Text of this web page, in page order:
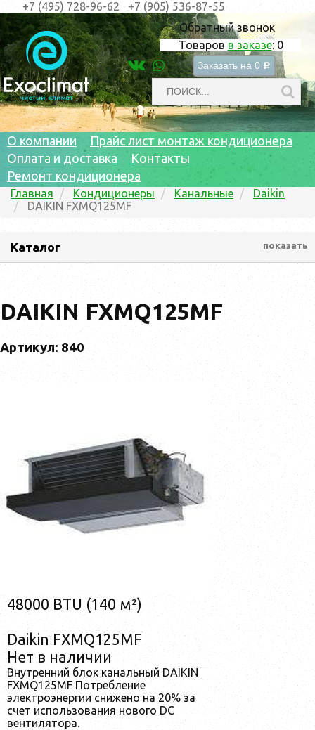
Обратный звонок
Товаров в заказе: 0
Заказать на 0 c
+7 (495) 728-96-62 +7 (905) 536-87-55
О компании
Прайс лист монтаж кондиционера
Оплата и доставка
Контакты
Ремонт кондиционера
Главная Кондиционеры Канальные
Daikin
DAIKIN FXMQ125MF
Каталог показать
DAIKIN FXMQ125MF
Артикул: 840
48000 BTU (140 м²)
Daikin FXMQ125MF
Нет в наличии
Внутренний блок канальный DAIKIN
FXMQ125MF Потребление
электроэнергии снижено на 20% за
счет использования нового DC
вентилятора.